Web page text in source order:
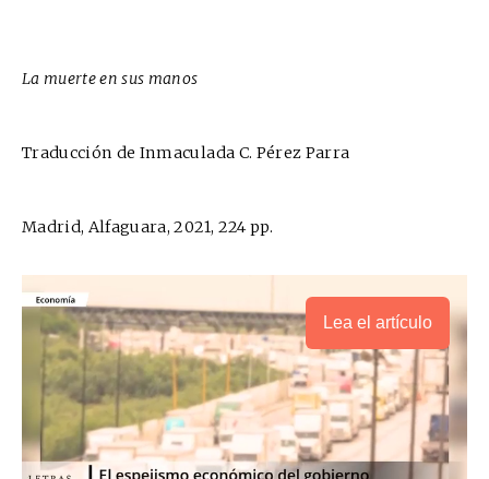
La muerte en sus manos
Traducción de Inmaculada C. Pérez Parra
Madrid, Alfaguara, 2021, 224 pp.
Lea el artículo